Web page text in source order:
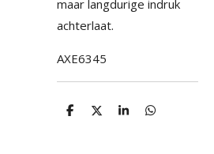
maar langdurige indruk
achterlaat.
AXE6345
D
D
S
D